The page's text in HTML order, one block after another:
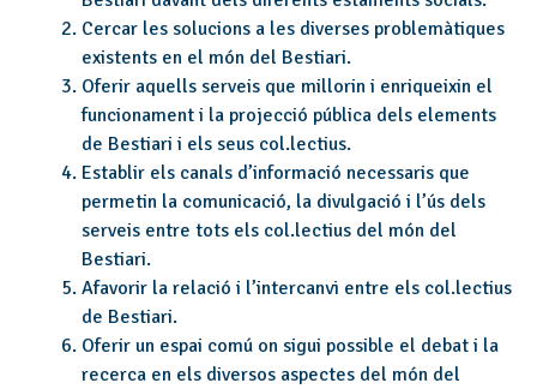
Cercar les solucions a les diverses problemàtiques
existents en el món del Bestiari.
Oferir aquells serveis que millorin i enriqueixin el
funcionament i la projecció pública dels elements
de Bestiari i els seus col.lectius.
Establir els canals d’informació necessaris que
permetin la comunicació, la divulgació i l’ús dels
serveis entre tots els col.lectius del món del
Bestiari.
Afavorir la relació i l’intercanvi entre els col.lectius
de Bestiari.
Oferir un espai comú on sigui possible el debat i la
recerca en els diversos aspectes del món del